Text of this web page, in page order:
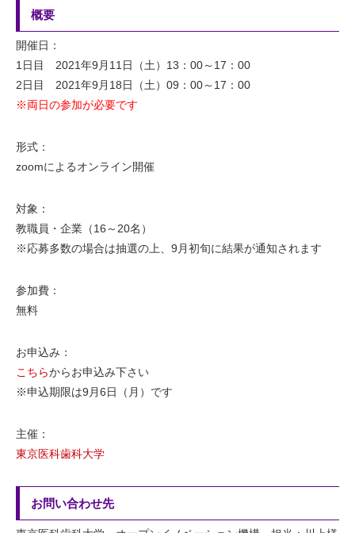
概要
開催日：
1日目 2021年9月11日（土）13：00～17：00
2日目 2021年9月18日（土）09：00～17：00
※両日の参加が必要です
形式：
zoomによるオンライン開催
対象：
教職員・企業（16～20名）
※応募多数の場合は抽選の上、9月初旬に結果が通知されます
参加費：
無料
お申込み：
こちらからお申込み下さい
※申込期限は9月6日（月）です
主催：
東京医科歯科大学
お問い合わせ先